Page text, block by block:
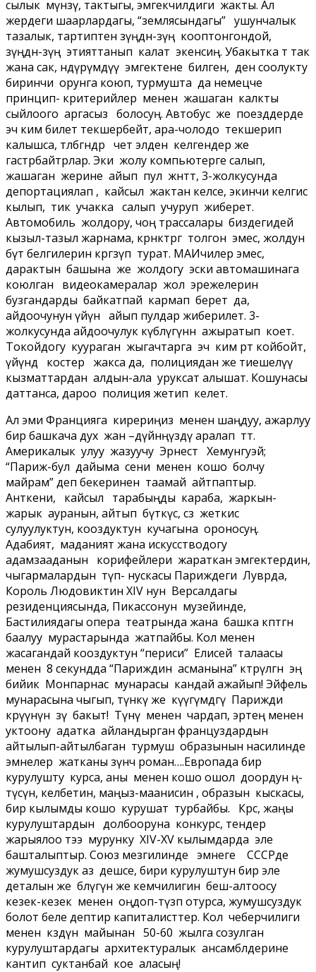
сылык мүнөзү, тактыгы, эмгекчилдиги жакты. Ал
жердеги шаарлардагы, “землясындагы” ушунчалык
тазалык, тартиптен өзүңдөн-өзүң кооптонгондой,
өзүңдөн-өзүң этияттанып калат экенсиң. Убакытка өтө так
жана сак, өндүрүмдүү эмгектене билген, ден соолукту
биринчи орунга коюп, турмушта да немецче
принцип- критерийлер менен жашаган калкты
сыйлоого аргасыз болосуң. Автобус же поезддерде
эч ким билет текшербейт, ара-чолодо текшерип
калышса, төлөбөгөндөр чет элден келгендер же
гастрбайтрлар. Эки жолу компьютерге салып,
жашаган жерине айып пул жөнөтөт, 3-жолкусунда
депортациялап , кайсыл жактан келсе, экинчи келгис
кылып, тик учакка салып учуруп жиберет.
Автомобиль жолдору, чоң трассалары биздегидей
кызыл-тазыл жарнама, көрнөктөргө толгон эмес, жолдун
бүт белгилерин көргөзүп турат. МАИчилер эмес,
дарактын башына же жолдогу эски автомашинага
коюлган видеокамералар жол эрежелерин
бузгандарды байкатпай кармап берет да,
айдоочунун үйүнө айып пулдар жиберилет. 3-
жолкусунда айдоочулук күбөлүгүнөн ажыратып коет.
Токойдогу куураган жыгачтарга эч ким өрт койбойт,
үйүндө костер жакса да, полициядан же тиешелүү
кызматтардан алдын-ала уруксат алышат. Кошунасы
даттанса, дароо полиция жетип келет.
Ал эми Францияга кирериңиз менен шаңдуу, ажарлуу
бир башкача дух жан –дүйнөңүздү аралап өтөт.
Америкалык улуу жазуучу Эрнест Хемунгуэй;
“Париж-бул дайыма сени менен кошо болчу
майрам” деп бекеринен таамай айтпаптыр.
Анткени, кайсыл тарабыңды караба, жаркын-
жарык ауранын, айтып бүткүс, сөз жеткис
сулуулуктун, кооздуктун кучагына ороносуң.
Адабият, маданият жана искусстводогу
адамзааданын корифейлери жараткан эмгектердин,
чыгармалардын түп- нускасы Париждеги Луврда,
Король Людовиктин ХIV нун Версалдагы
резиденциясында, Пикассонун музейинде,
Бастилиядагы опера театрында жана башка көптөгөн
баалуу мурастарында жатпайбы. Кол менен
жасагандай кооздуктун “периси” Елисей талаасы
менен 8 секундда “Париждин асманына” көтөрүлгөн эң
бийик Монпарнас мунарасы кандай ажайып! Эйфель
мунарасына чыгып, түнкү же күүгүмдөгү Парижди
көрүүнүн өзү бакыт! Түнү менен чардап, эртең менен
уктоону адатка айландырган француздардын
айтылып-айтылбаган турмуш образынын насилинде
эмнелер жатканы өзүнчө роман….Европада бир
курулушту курса, аны менен кошо ошол доордун өң-
түсүн, келбетин, маңыз-маанисин , образын кыскасы,
бир кылымды кошо курушат турбайбы. Көрсө, жаңы
курулуштардын долбооруна конкурс, тендер
жарыялоо тээ мурунку ХIV-ХV кылымдарда эле
башталыптыр. Союз мезгилинде эмнеге СССРде
жумушсуздук аз дешсе, бири курулуштун бир эле
деталын же бөлүгүн же кемчилигин беш-алтоосу
кезек-кезек менен оңдоп-түзөп отурса, жумушсуздук
болот беле дептир капиталисттер. Кол чеберчилиги
менен көздүн майынан 50-60 жылга созулган
курулуштардагы архитектуралык ансамблдерине
кантип суктанбай кое аласың!